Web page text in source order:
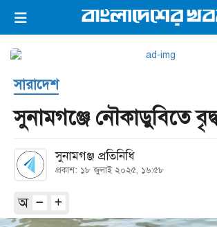
ভিডিও ই-পেপার লগইন ×
প্রচ্ছদ
সর্বশেষ
সব বিভাগ
কনভার্টার
সারাদেশ
সুনামগঞ্জে নৌকাডুবিতে
সুনামগঞ্জ প্রতিনিধি
প্রকাশ: ১৮ জুলাই ২০২৫, ১৬:৫৮
অ